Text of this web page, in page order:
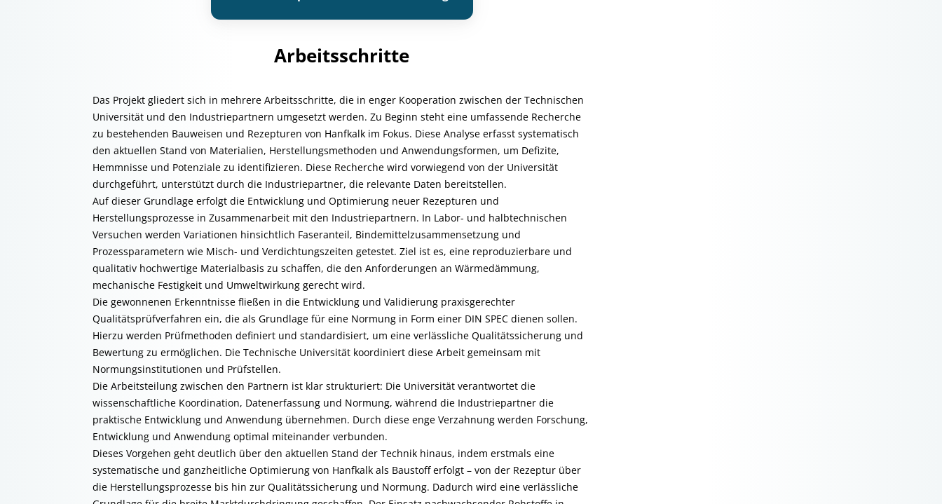
Arbeitsschritte
Das Projekt gliedert sich in mehrere Arbeitsschritte, die in enger Kooperation zwischen der Technischen
Universität und den Industriepartnern umgesetzt werden. Zu Beginn steht eine umfassende Recherche
zu bestehenden Bauweisen und Rezepturen von Hanfkalk im Fokus. Diese Analyse erfasst systematisch
den aktuellen Stand von Materialien, Herstellungsmethoden und Anwendungsformen, um Defizite,
Hemmnisse und Potenziale zu identifizieren. Diese Recherche wird vorwiegend von der Universität
durchgeführt, unterstützt durch die Industriepartner, die relevante Daten bereitstellen.
Auf dieser Grundlage erfolgt die Entwicklung und Optimierung neuer Rezepturen und
Herstellungsprozesse in Zusammenarbeit mit den Industriepartnern. In Labor- und halbtechnischen
Versuchen werden Variationen hinsichtlich Faseranteil, Bindemittelzusammensetzung und
Prozessparametern wie Misch- und Verdichtungszeiten getestet. Ziel ist es, eine reproduzierbare und
qualitativ hochwertige Materialbasis zu schaffen, die den Anforderungen an Wärmedämmung,
mechanische Festigkeit und Umweltwirkung gerecht wird.
Die gewonnenen Erkenntnisse fließen in die Entwicklung und Validierung praxisgerechter
Qualitätsprüfverfahren ein, die als Grundlage für eine Normung in Form einer DIN SPEC dienen sollen.
Hierzu werden Prüfmethoden definiert und standardisiert, um eine verlässliche Qualitätssicherung und
Bewertung zu ermöglichen. Die Technische Universität koordiniert diese Arbeit gemeinsam mit
Normungsinstitutionen und Prüfstellen.
Die Arbeitsteilung zwischen den Partnern ist klar strukturiert: Die Universität verantwortet die
wissenschaftliche Koordination, Datenerfassung und Normung, während die Industriepartner die
praktische Entwicklung und Anwendung übernehmen. Durch diese enge Verzahnung werden Forschung,
Entwicklung und Anwendung optimal miteinander verbunden.
Dieses Vorgehen geht deutlich über den aktuellen Stand der Technik hinaus, indem erstmals eine
systematische und ganzheitliche Optimierung von Hanfkalk als Baustoff erfolgt – von der Rezeptur über
die Herstellungsprozesse bis hin zur Qualitätssicherung und Normung. Dadurch wird eine verlässliche